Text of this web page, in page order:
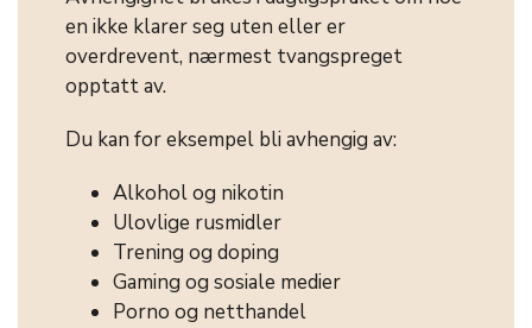
en ikke klarer seg uten eller er
overdrevent, nærmest tvangspreget
opptatt av.
Du kan for eksempel bli avhengig av:
Alkohol og nikotin
Ulovlige rusmidler
Trening og doping
Gaming og sosiale medier
Porno og netthandel